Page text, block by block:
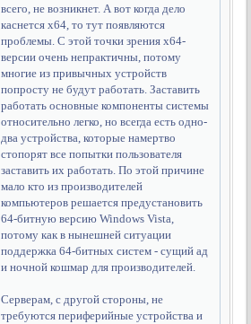
всего, не возникнет. А вот когда дело
каснется x64, то тут появляются
проблемы. С этой точки зрения x64-
версии очень непрактичны, потому
многие из привычных устройств
попросту не будут работать. Заставить
работать основные компоненты системы
относительно легко, но всегда есть одно-
два устройства, которые намертво
стопорят все попытки пользователя
заставить их работать. По этой причине
мало кто из производителей
компьютеров решается предустановить
64-битную версию Windows Vista,
потому как в нынешней ситуации
поддержка 64-битных систем - сущий ад
и ночной кошмар для производителей.
Серверам, с другой стороны, не
требуются периферийные устройства и